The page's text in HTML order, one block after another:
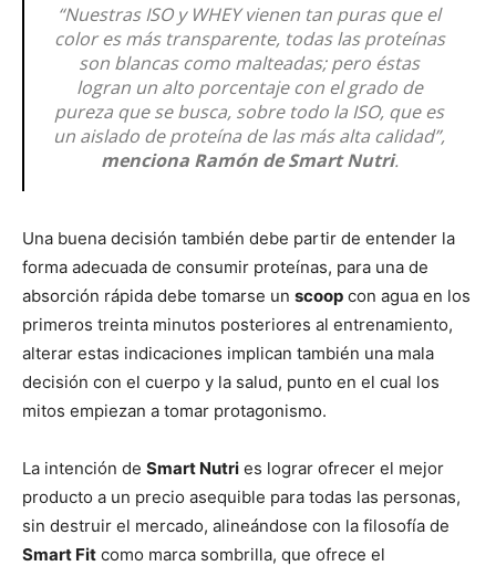
“Nuestras ISO y WHEY vienen tan puras que el
color es más transparente, todas las proteínas
son blancas como malteadas; pero éstas
logran un alto porcentaje con el grado de
pureza que se busca, sobre todo la ISO, que es
un aislado de proteína de las más alta calidad”,
menciona Ramón de Smart Nutri.
Una buena decisión también debe partir de entender la
forma adecuada de consumir proteínas, para una de
absorción rápida debe tomarse un scoop con agua en los
primeros treinta minutos posteriores al entrenamiento,
alterar estas indicaciones implican también una mala
decisión con el cuerpo y la salud, punto en el cual los
mitos empiezan a tomar protagonismo.
La intención de Smart Nutri es lograr ofrecer el mejor
producto a un precio asequible para todas las personas,
sin destruir el mercado, alineándose con la filosofía de
Smart Fit como marca sombrilla, que ofrece el